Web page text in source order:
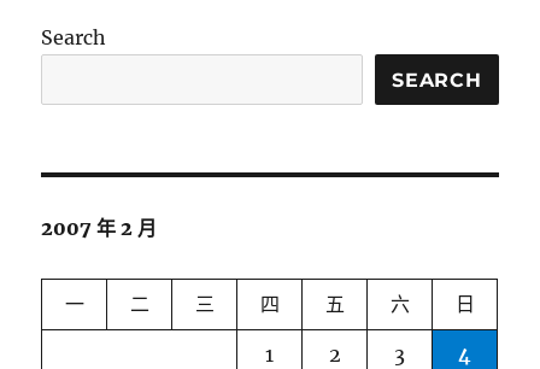
Search
SEARCH
2007 年 2 月
一 二 三 四 五 六 日
1 2 3 4